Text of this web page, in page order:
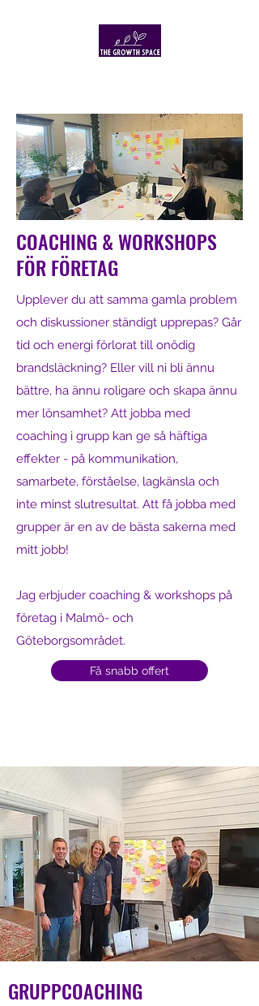
COACHING & WORKSHOPS
FÖR FÖRETAG
Upplever du att samma gamla problem
och diskussioner ständigt upprepas? Går
tid och energi förlorat till onödig
brandsläckning? Eller vill ni bli ännu
bättre, ha ännu roligare och skapa ännu
mer lönsamhet? Att jobba med
coaching i grupp kan ge så häftiga
effekter - på kommunikation,
samarbete, förståelse, lagkänsla och
inte minst slutresultat. Att få jobba med
grupper är en av de bästa sakerna med
mitt jobb!
Jag erbjuder coaching & workshops på
företag i Malmö- och
Göteborgsområdet.
Få snabb offert
GRUPPCOACHING